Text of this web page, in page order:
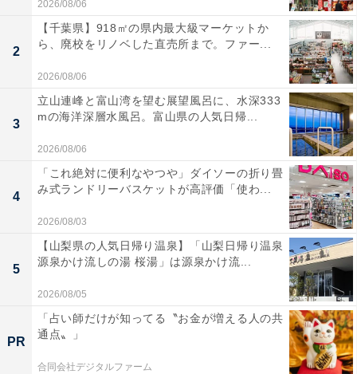
楽天トラベルの「5と0のつく日」キャンペーンと
は？
楽天トラベルでは、毎月5日・10日・15日・20日・25
日・30日に特別キャンペーンを実施。対象日にエントリ
2026/08/06
2
【千葉県】918㎡の県内最大級マーケットか
ら、廃校をリノベした直売所まで。ファー...
2026/08/06
3
立山連峰と富山湾を望む展望風呂に、水深333
mの海洋深層水風呂。富山県の人気日帰...
2026/08/06
4
「これ絶対に便利なやつや」ダイソーの折り畳
み式ランドリーバスケットが高評価「使わ...
2026/08/03
5
【山梨県の人気日帰り温泉】「山梨日帰り温泉
源泉かけ流しの湯 桜湯」は源泉かけ流...
2026/08/05
PR
「占い師だけが知ってる〝お金が増える人の共
通点〟」
合同会社デジタルファーム